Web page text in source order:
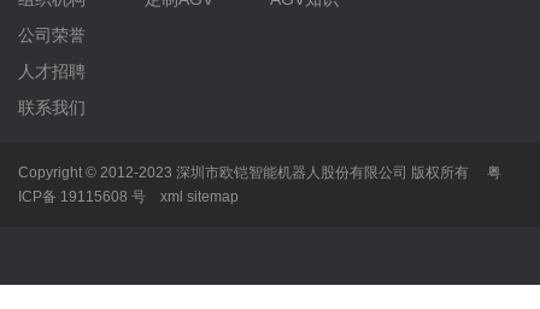
公司荣誉
人才招聘
联系我们
Copyright © 2012-2023 深圳市欧铠智能机器人股份有限公司 版权所有
粤
ICP备 19115608 号
xml sitemap